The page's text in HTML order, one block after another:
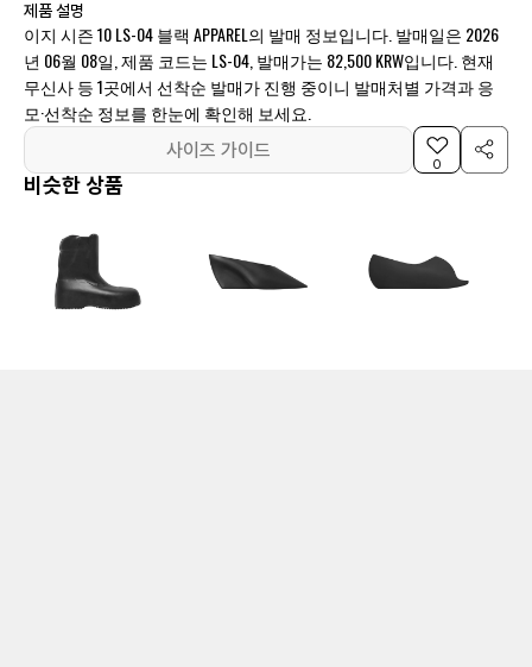
제품 설명
이지 시즌 10 LS-04 블랙 APPAREL의 발매 정보입니다. 발매일은 2026
년 06월 08일, 제품 코드는 LS-04, 발매가는 82,500 KRW입니다. 현재
무신사 등 1곳에서 선착순 발매가 진행 중이니 발매처별 가격과 응
모·선착순 정보를 한눈에 확인해 보세요.
사이즈 가이드
0
비슷한 상품